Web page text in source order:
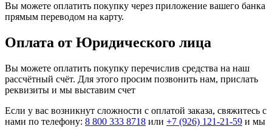
Вы можете оплатить покупку через приложение вашего банка
прямым переводом на карту.
Оплата от Юридического лица
Вы можете оплатить покупку перечислив средства на наш
рассчётный счёт. Для этого просим позвонить нам, прислать
реквизиты и мы выставим счет
Если у вас возникнут сложности с оплатой заказа, свяжитесь с
нами по телефону: 8 800 333 8718 или +7 (926) 121-21-59 и мы